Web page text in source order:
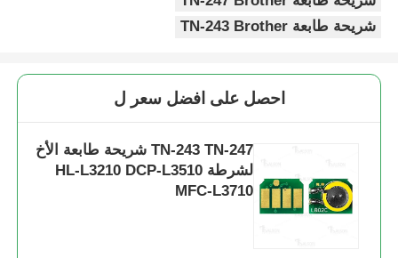
أجزاء الطابعات والنسخات
وحدة الطبول والفيوزر
شريحة طابعة TN-243 Brother
احصل على افضل سعر ل
TN-243 TN-247 شريحة طابعة الأخ
لشرطة HL-L3210 DCP-L3510
MFC-L3710